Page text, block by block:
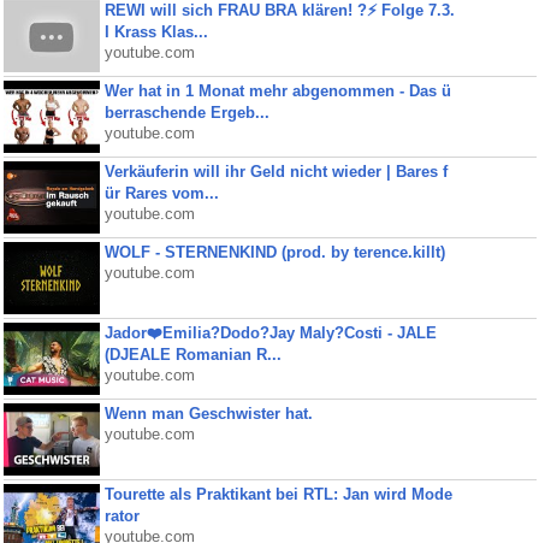
REWI will sich FRAU BRA klären! ?⚡️ Folge 7.3.
I Krass Klas...
youtube.com
Wer hat in 1 Monat mehr abgenommen - Das ü
berraschende Ergeb...
youtube.com
Verkäuferin will ihr Geld nicht wieder | Bares f
ür Rares vom...
youtube.com
WOLF - STERNENKIND (prod. by terence.killt)
youtube.com
Jador❤️Emilia?Dodo?Jay Maly?Costi - JALE
(DJEALE Romanian R...
youtube.com
Wenn man Geschwister hat.
youtube.com
Tourette als Praktikant bei RTL: Jan wird Mode
rator
youtube.com